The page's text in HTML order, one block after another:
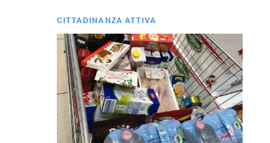
CITTADINANZA ATTIVA